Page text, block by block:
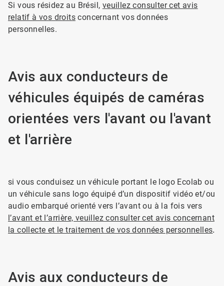
Si vous résidez au Brésil, veuillez consulter cet avis
relatif à vos droits concernant vos données
personnelles.
Avis aux conducteurs de
véhicules équipés de caméras
orientées vers l'avant ou l'avant
et l'arrière
si vous conduisez un véhicule portant le logo Ecolab ou
un véhicule sans logo équipé d’un dispositif vidéo et/ou
audio embarqué orienté vers l’avant ou à la fois vers
l’avant et l’arrière, veuillez consulter cet avis concernant
la collecte et le traitement de vos données personnelles.
Avis aux conducteurs de